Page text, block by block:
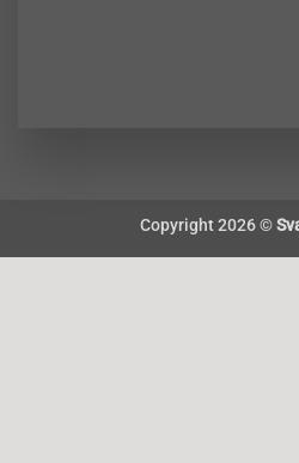
Copyright 2026 ©